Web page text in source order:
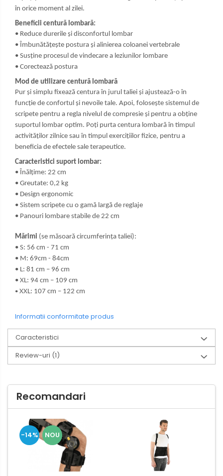
în orice moment al zilei.
Beneficii centură lombară:
• Reduce durerile și disconfortul lombar
• Îmbunătățește postura și alinierea coloanei vertebrale
• Susține procesul de vindecare a leziunilor lombare
• Corectează postura
Mod de utilizare centură lombară
Pur și simplu fixează centura în jurul taliei și ajustează-o în
funcție de confortul și nevoile tale. Apoi, folosește sistemul de
scripete pentru a regla nivelul de compresie și pentru a obține
suportul lombar optim. Poți purta centura lombară în timpul
activităților zilnice sau în timpul exercițiilor fizice, pentru a
beneficia de efectele sale terapeutice.
Caracteristici suport lombar:
• Înălțime: 22 cm
• Greutate: 0,2 kg
• Design ergonomic
• Sistem scripete cu o gamă largă de reglaje
• Panouri lombare stabile de 22 cm
Mărimi (se măsoară circumferința taliei):
• S: 56 cm - 71 cm
• M: 69cm - 84cm
• L: 81 cm – 96 cm
• XL: 94 cm – 109 cm
• XXL: 107 cm – 122 cm
Informatii conformitate produs
Caracteristici
Review-uri (1)
Recomandari
-14% NOU